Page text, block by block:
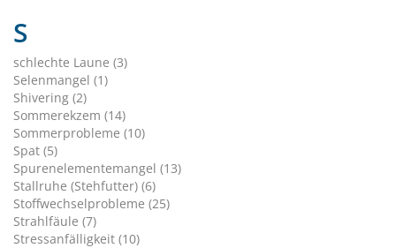
S
schlechte Laune (3)
Selenmangel (1)
Shivering (2)
Sommerekzem (14)
Sommerprobleme (10)
Spat (5)
Spurenelementemangel (13)
Stallruhe (Stehfutter) (6)
Stoffwechselprobleme (25)
Strahlfäule (7)
Stressanfälligkeit (10)